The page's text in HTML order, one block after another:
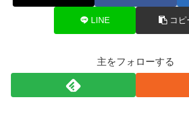
LINE コピ
主をフォローする